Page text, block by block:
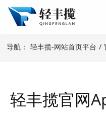
导航： 轻丰揽-网站首页平台 /
轻丰揽官网